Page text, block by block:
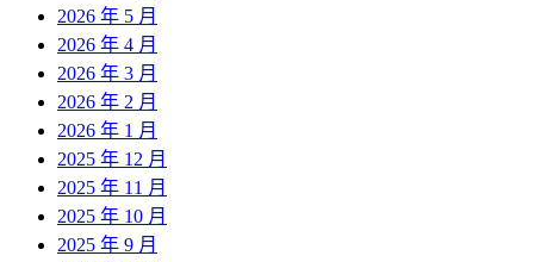
2026 年 5 月
2026 年 4 月
2026 年 3 月
2026 年 2 月
2026 年 1 月
2025 年 12 月
2025 年 11 月
2025 年 10 月
2025 年 9 月